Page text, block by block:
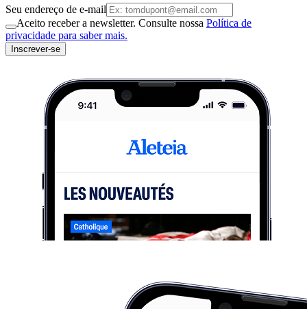
Seu endereço de e-mail
Aceito receber a newsletter. Consulte nossa Política de
privacidade para saber mais.
Inscrever-se